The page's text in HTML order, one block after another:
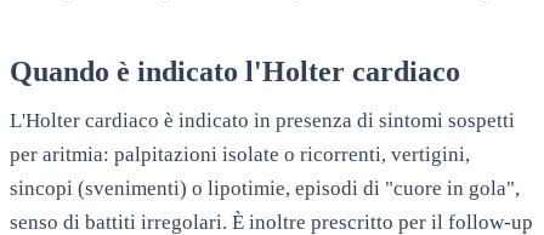
Quando è indicato l'Holter cardiaco
L'Holter cardiaco è indicato in presenza di sintomi sospetti
per aritmia: palpitazioni isolate o ricorrenti, vertigini,
sincopi (svenimenti) o lipotimie, episodi di "cuore in gola",
senso di battiti irregolari. È inoltre prescritto per il follow-up